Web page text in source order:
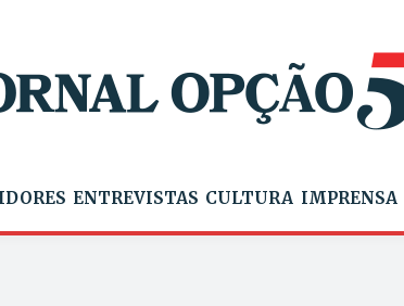
ENTREVISTAS CULTURA IMPRENSA